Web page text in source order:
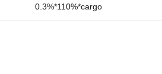
0.3%*110%*cargo